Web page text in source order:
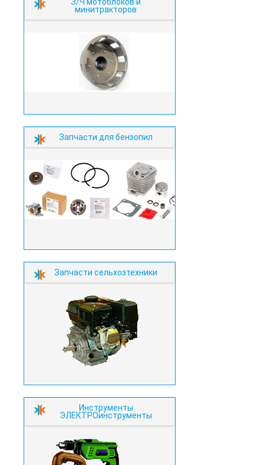
минитракторов
Запчасти для бензопил
Запчасти сельхозтехники
Инструменты
ЭЛЕКТРОинструменты